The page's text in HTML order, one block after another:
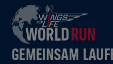
GEMEINSAM